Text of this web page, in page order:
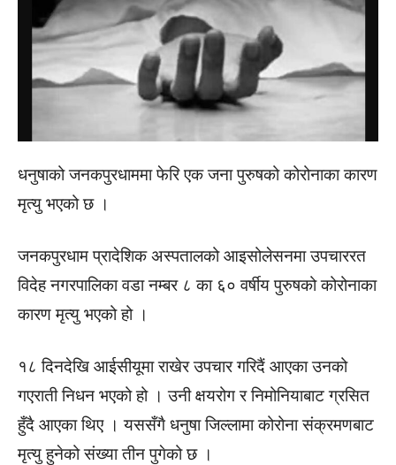
धनुषाको जनकपुरधाममा फेरि एक जना पुरुषको कोरोनाका कारण
मृत्यु भएको छ ।
जनकपुरधाम प्रादेशिक अस्पतालको आइसोलेसनमा उपचाररत
विदेह नगरपालिका वडा नम्बर ८ का ६० वर्षीय पुरुषको कोरोनाका
कारण मृत्यु भएको हो ।
१८ दिनदेखि आईसीयूमा राखेर उपचार गरिदैं आएका उनको
गएराती निधन भएको हो । उनी क्षयरोग र निमोनियाबाट ग्रसित
हुँदै आएका थिए । यससँगै धनुषा जिल्लामा कोरोना संक्रमणबाट
मृत्यु हुनेको संख्या तीन पुगेको छ ।